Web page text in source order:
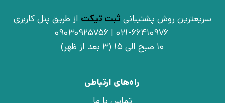
سریعترین روش پشتیبانی ثبت تیکت از طریق پنل کاربری
021-66410976 | 09030925756
10 صبح الی 15 (3 بعد از ظهر)
راه‌های ارتباطی